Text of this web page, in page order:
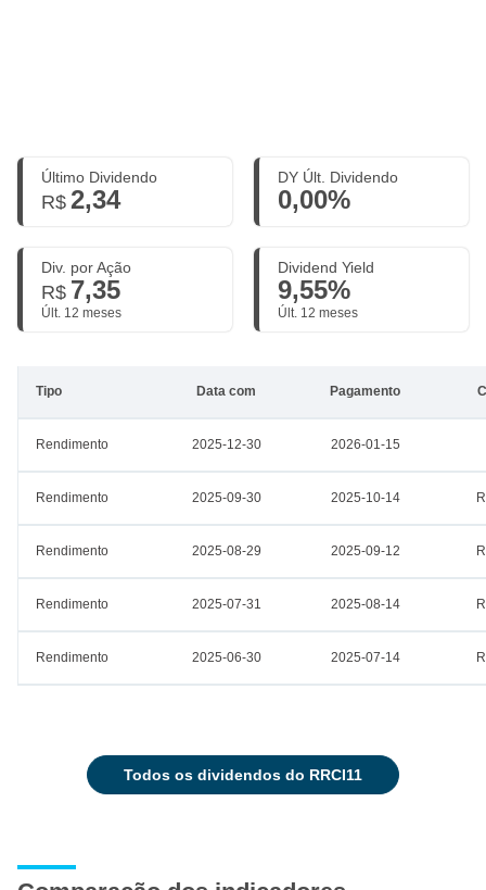
Último Dividendo
R$ 2,34
DY Últ. Dividendo
0,00%
Div. por Ação
R$ 7,35
Últ. 12 meses
Dividend Yield
9,55%
Últ. 12 meses
Tipo Data com Pagamento
Rendimento 2025-12-30 2026-01-15
Rendimento 2025-09-30 2025-10-14
Rendimento 2025-08-29 2025-09-12
Rendimento 2025-07-31 2025-08-14
Rendimento 2025-06-30 2025-07-14
todos os dividendos do RRCI11